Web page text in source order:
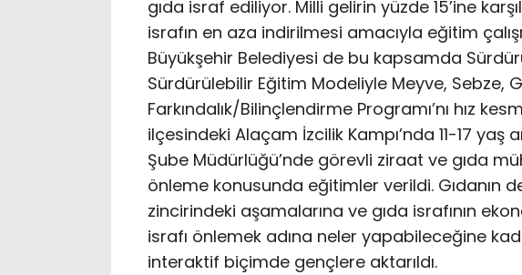
gıda israf ediliyor. Milli gelirin yüzde 15’ine
israfın en aza indirilmesi amacıyla eğitim
Büyükşehir Belediyesi de bu kapsamda
Sürdürülebilir Eğitim Modeliyle Meyve, Sebze,
Farkındalık/Bilinçlendirme Programı’nı hız
ilçesindeki Alaçam İzcilik Kampı’nda 11-17 yaş
Şube Müdürlüğü’nde görevli ziraat ve gıda
önleme konusunda eğitimler verildi. Gıdanın
zincirindeki aşamalarına ve gıda israfının
israfı önlemek adına neler yapabileceğine
interaktif biçimde gençlere aktarıldı.